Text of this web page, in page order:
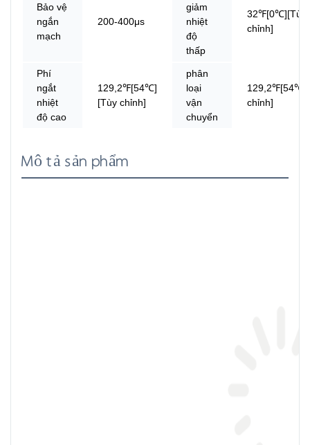
Bảo vệ
ngắn
mạch
200-400μs
giảm
nhiệt
độ
thấp
32℉[0℃][Tùy
chỉnh]
Phí
ngắt
nhiệt
độ cao
129,2℉[54℃]
[Tùy chỉnh]
phân
loại
vận
chuyển
chỉnh]
Mô tả sản phẩm